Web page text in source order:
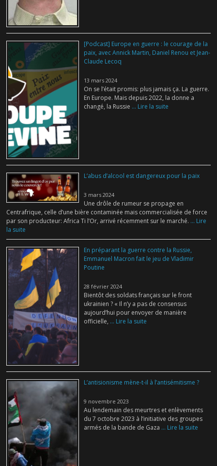
[Podcast] Europe en guerre : le courage de la
paix, avec Annick Martin, Daniel Renou et Jean-
Claude Lecoq
13 mars 2024
On se l’était promis: plus jamais ça. La guerre.
En Europe. Mais depuis 2022, la donne a
changé, la Russie ... Lire la suite
L’abus d’alcool est dangereux pour la paix
3 mars 2024
Une drôle de rumeur se propage en
Centrafrique, celle d’une bière contaminée mais commercialisée de force
par son producteur: Africa Ti l’Or, arrivé récemment sur le marché. ... Lire
la suite
En préparant la guerre contre la Russie,
Emmanuel Macron fait le jeu de Vladimir
Poutine
28 février 2024
Bientôt des soldats français sur le front
ukrainien ? « Il n’y a pas de consensus
aujourd’hui pour envoyer de manière
officielle, ... Lire la suite
L’antisionisme mène-t-il à l’antisémitisme ?
9 novembre 2023
Au lendemain des meurtres et enlèvements
du 7 octobre 2023 à l’initiative des groupes
armés de la bande de Gaza ... Lire la suite